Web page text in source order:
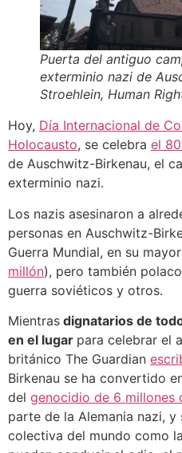
Puerta del antiguo
exterminio nazi de
Stroehlein, Human
Hoy, Día Internacional de
Holocausto, se celebra el
de Auschwitz-Birkenau, el
exterminio nazi.
Los nazis asesinaron a
personas en Auschwitz-
Guerra Mundial, en su
millón), pero también
guerra soviéticos y otros.
Mientras dignatarios de
en el lugar para celebrar el
británico The Guardian
Birkenau se ha convertido
del genocidio de 6 millones
parte de la Alemania nazi,
colectiva del mundo como